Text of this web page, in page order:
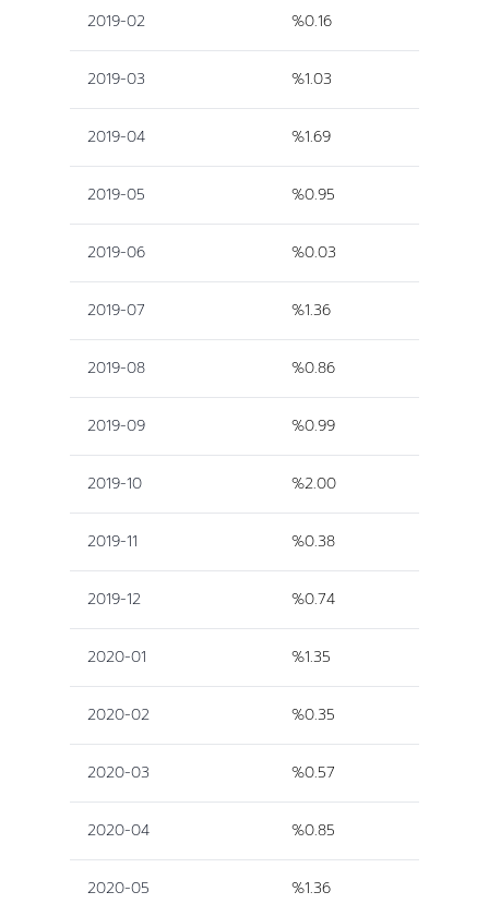
2019-02 %0.16
2019-03 %1.03
2019-04 %1.69
2019-05 %0.95
2019-06 %0.03
2019-07 %1.36
2019-08 %0.86
2019-09 %0.99
2019-10 %2.00
2019-11 %0.38
2019-12 %0.74
2020-01 %1.35
2020-02 %0.35
2020-03 %0.57
2020-04 %0.85
2020-05 %1.36